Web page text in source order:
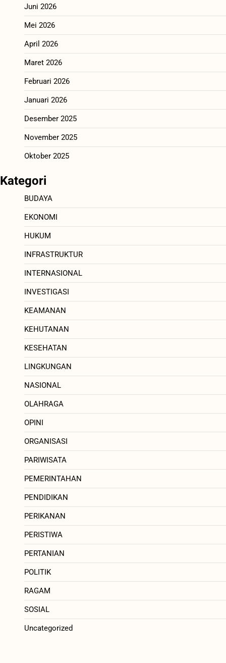
Juni 2026
Mei 2026
April 2026
Maret 2026
Februari 2026
Januari 2026
Desember 2025
November 2025
Oktober 2025
Kategori
BUDAYA
EKONOMI
HUKUM
INFRASTRUKTUR
INTERNASIONAL
INVESTIGASI
KEAMANAN
KEHUTANAN
KESEHATAN
LINGKUNGAN
NASIONAL
OLAHRAGA
OPINI
ORGANISASI
PARIWISATA
PEMERINTAHAN
PENDIDIKAN
PERIKANAN
PERISTIWA
PERTANIAN
POLITIK
RAGAM
SOSIAL
Uncategorized